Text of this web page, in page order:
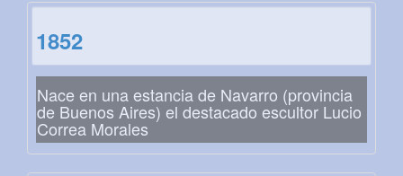
1852
Nace en una estancia de Navarro (provincia
de Buenos Aires) el destacado escultor Lucio
Correa Morales